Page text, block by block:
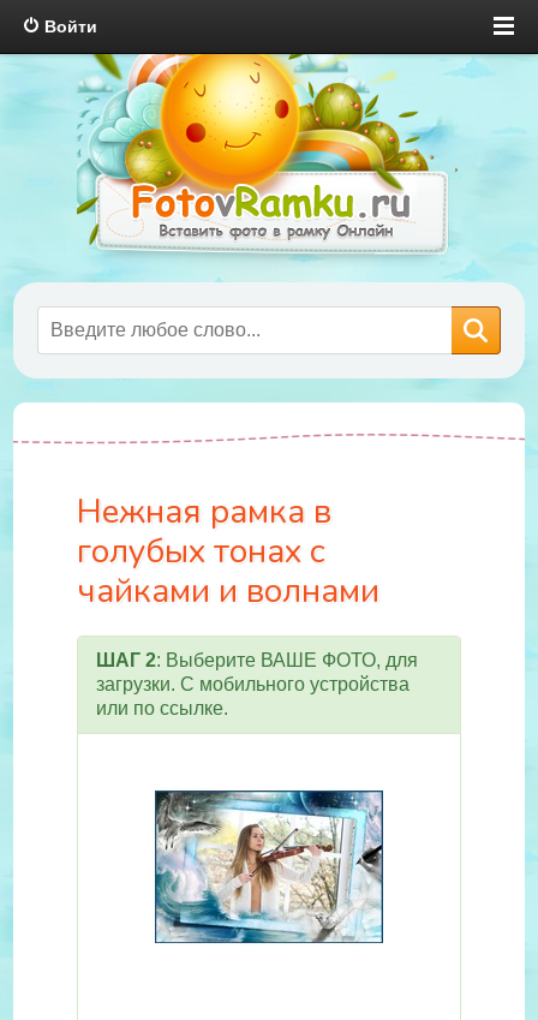
Войти
Нежная рамка в
голубых тонах с
чайками и волнами
ШАГ 2: Выберите ВАШЕ ФОТО, для
загрузки. С мобильного устройства
или по ссылке.